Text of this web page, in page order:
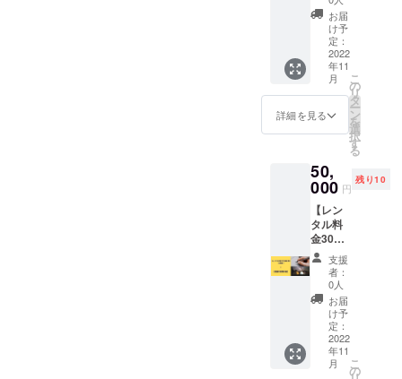
お送り
いたし
ます。
欄に➀
か②の
どちら
かを記
入して
くださ
い。２
回分の
選択と
なりま
す。 ➁
をお選
びの方
は2023
年6月1
日に届
くよう
に割引
き券を
お送り
いたし
ます。
たしま
す。 割
引き券
の有効
期限：
①2022
年12月1
日～
5月31日
➁2023
年6月1
日～
2023年
11月30
欄に➀
か②の
どちら
かを記
入して
くださ
＋【感
謝の直
筆手
紙】 レ
ンタル
時の合
計料金
から
20%割
引券と
紙にな
りま
す。 ※
入力し
ていた
だきま
した住
所にお
送りい
たしま
す。 割
引き券
の有効
期限：
①2022
お届
け予
定：
2022
年11
月
詳細を見る
こ
の
リ
タ
ー
ン
を
選
択
す
る
50,
000 円
残り10
【レン
タル料
金30%
割引
券】（2
回分）
＋【感
謝の直
筆手
紙】 レ
ンタル
時の合
支援
者：
0人
お届
け予
定：
2022
年11
月
こ
の